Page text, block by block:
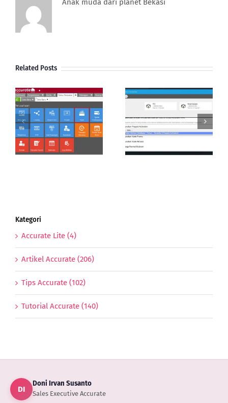
Anak muda dari planet Bekasi
Related Posts
Aktivasi Database
Accurate Online |
Reedem Kode
Prepaid
Cara Cek Status
Database Accurate
Kategori
Accurate Lite (4)
Artikel Accurate (206)
Tips Accurate (102)
Tutorial Accurate (140)
DI
Doni Irvan Susanto
Sales Executive Accurate